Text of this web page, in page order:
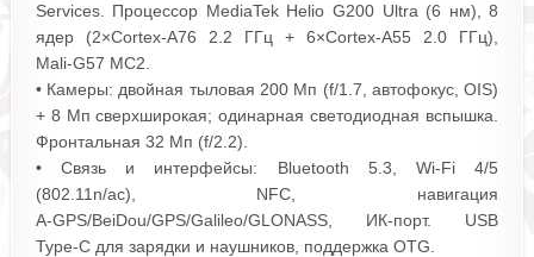
Services. Процессор MediaTek Helio G200 Ultra (6 нм), 8
ядер (2×Cortex‑A76 2.2 ГГц + 6×Cortex‑A55 2.0 ГГц),
Mali‑G57 MC2.
• Камеры: двойная тыловая 200 Мп (f/1.7, автофокус, OIS)
+ 8 Мп сверхширокая; одинарная светодиодная вспышка.
Фронтальная 32 Мп (f/2.2).
• Связь и интерфейсы: Bluetooth 5.3, Wi‑Fi 4/5
(802.11n/ac), NFC, навигация
A‑GPS/BeiDou/GPS/Galileo/GLONASS, ИК‑порт. USB
Type‑C для зарядки и наушников, поддержка OTG.